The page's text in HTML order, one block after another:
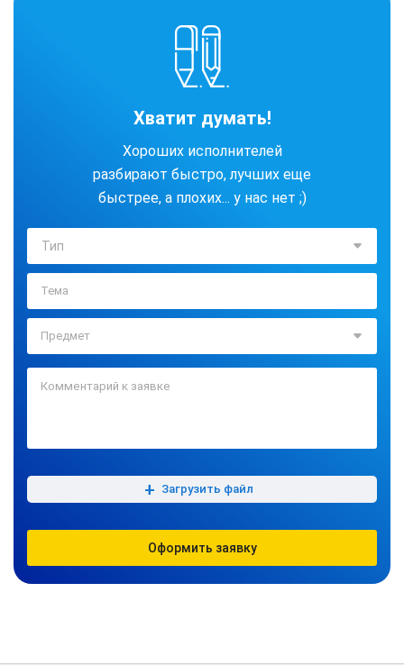
Хватит думать!
Хороших исполнителей
разбирают быстро, лучших еще
быстрее, а плохих... у нас нет ;)
Тип
+ Загрузить файл
Оформить заявку